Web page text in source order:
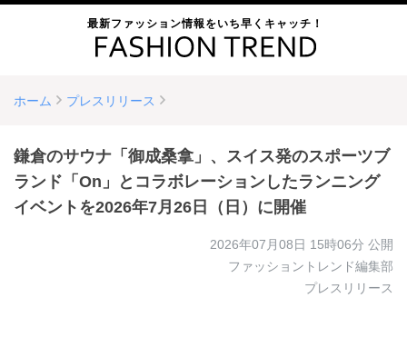
最新ファッション情報をいち早くキャッチ！
ホーム プレスリリース
鎌倉のサウナ「御成桑拿」、スイス発のスポーツブ
ランド「On」とコラボレーションしたランニング
イベントを2026年7月26日（日）に開催
2026年07月08日 15時06分 公開
ファッショントレンド編集部
プレスリリース